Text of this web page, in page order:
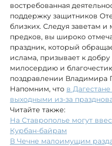
востребованная
поддержку защитников
близких. Следуя заветам
предков, вы широко
праздник, который
ислама, призывает к
милосердию и
поздравлении Владимира
Напомним, что в
выходными из-за
Читайте также:
На Ставрополье могут
Курбан-байрам
В Чечне малоимущим